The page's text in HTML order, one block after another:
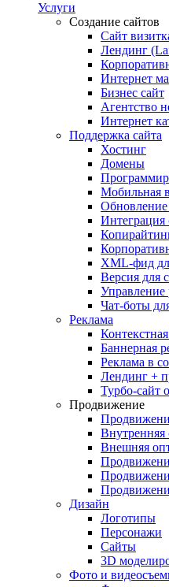
Услуги
Создание сайтов
Сайт
Лендинг
Интернет
Бизнес сайт
Агентство
Интернет
Поддержка сайта
Хостинг
Домены
Мобильная
Обновление
Интеграция
XML-фид
Версия для
Управление
Чат-боты
Реклама
Баннерная
Реклама в
Лендинг +
Турбо-сайт
Продвижение
Внутренняя
Внешняя
Дизайн
Логотипы
Персонажи
Сайты
3D
Фото и